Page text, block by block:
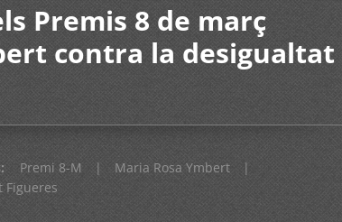
Premis 8 de març
contra la desigualtat
: Premi 8-M | Maria Rosa Ymbert
|
Figueres